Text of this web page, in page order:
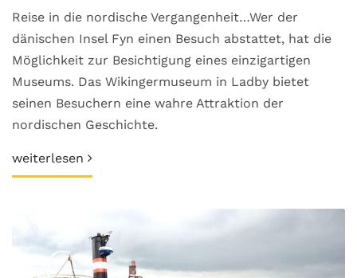
Reise in die nordische Vergangenheit…Wer der
dänischen Insel Fyn einen Besuch abstattet, hat die
Möglichkeit zur Besichtigung eines einzigartigen
Museums. Das Wikingermuseum in Ladby bietet
seinen Besuchern eine wahre Attraktion der
nordischen Geschichte.
weiterlesen